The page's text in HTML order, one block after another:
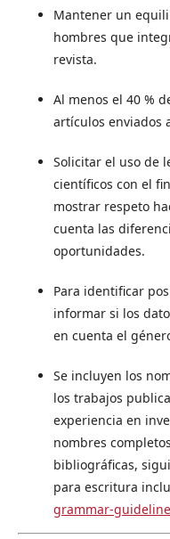
Mantener un
hombres que
revista.
Al menos el 40 %
artículos enviados
Solicitar el uso de
científicos con el
mostrar respeto
cuenta las
oportunidades.
Para identificar
informar si los
en cuenta el
Se incluyen los
los trabajos
experiencia en
nombres
bibliográficas,
para escritura
grammar-